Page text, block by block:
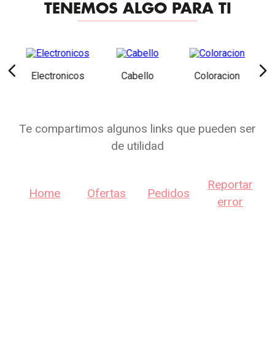
TENEMOS ALGO PARA TI
Electronicos Cabello Coloracion
Te compartimos algunos links que pueden ser
de utilidad
Home Ofertas Pedidos
Reportar
error